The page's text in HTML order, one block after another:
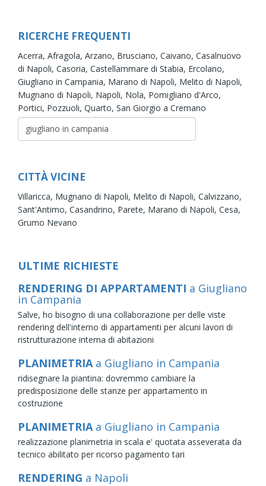
RICERCHE FREQUENTI
Acerra, Afragola, Arzano, Brusciano, Caivano, Casalnuovo
di Napoli, Casoria, Castellammare di Stabia, Ercolano,
Giugliano in Campania, Marano di Napoli, Melito di Napoli,
Mugnano di Napoli, Napoli, Nola, Pomigliano d'Arco,
Portici, Pozzuoli, Quarto, San Giorgio a Cremano
CITTÀ VICINE
Villaricca, Mugnano di Napoli, Melito di Napoli, Calvizzano,
Sant'Antimo, Casandrino, Parete, Marano di Napoli, Cesa,
Grumo Nevano
ULTIME RICHIESTE
RENDERING DI APPARTAMENTI a Giugliano
in Campania
Salve, ho bisogno di una collaborazione per delle viste
rendering dell'interno di appartamenti per alcuni lavori di
ristrutturazione interna di abitazioni
PLANIMETRIA a Giugliano in Campania
ridisegnare la piantina: dovremmo cambiare la
predisposizione delle stanze per appartamento in
costruzione
PLANIMETRIA a Giugliano in Campania
realizzazione planimetria in scala e' quotata asseverata da
tecnico abilitato per ricorso pagamento tari
RENDERING a Napoli